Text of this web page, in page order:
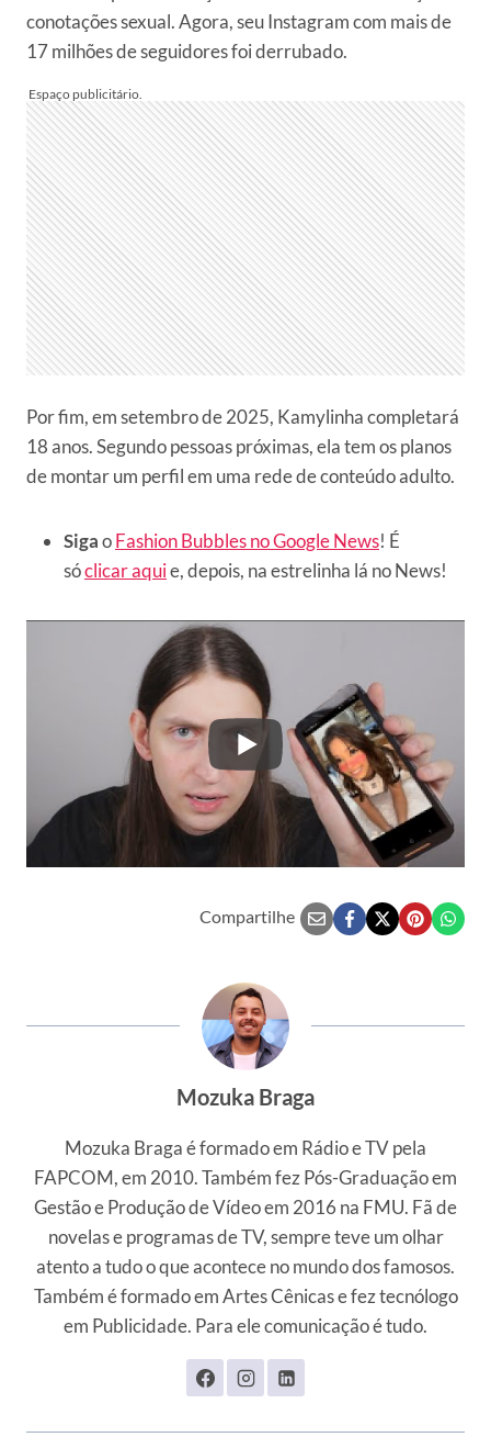
conotações sexual. Agora, seu Instagram com mais de
17 milhões de seguidores foi derrubado.
Por fim, em setembro de 2025, Kamylinha completará
18 anos. Segundo pessoas próximas, ela tem os planos
de montar um perfil em uma rede de conteúdo adulto.
SigaoFashion Bubbles no Google News! É
sóclicar aquie, depois, na estrelinha lá no News!
Compartilhe
Mozuka Braga
Mozuka Braga é formado em Rádio e TV pela
FAPCOM, em 2010. Também fez Pós-Graduação em
Gestão e Produção de Vídeo em 2016 na FMU. Fã de
novelas e programas de TV, sempre teve um olhar
atento a tudo o que acontece no mundo dos famosos.
Também é formado em Artes Cênicas e fez tecnólogo
em Publicidade. Para ele comunicação é tudo.